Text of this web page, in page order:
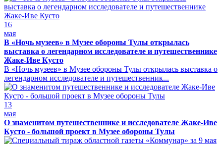
16
мая
В «Ночь музеев» в Музее обороны Тулы открылась
выставка о легендарном исследователе и путешественнике
Жаке-Иве Кусто
В «Ночь музеев» в Музее обороны Тулы открылась выставка о
легендарном исследователе и путешественник...
13
мая
О знаменитом путешественнике и исследователе Жаке-Иве
Кусто - большой проект в Музее обороны Тулы